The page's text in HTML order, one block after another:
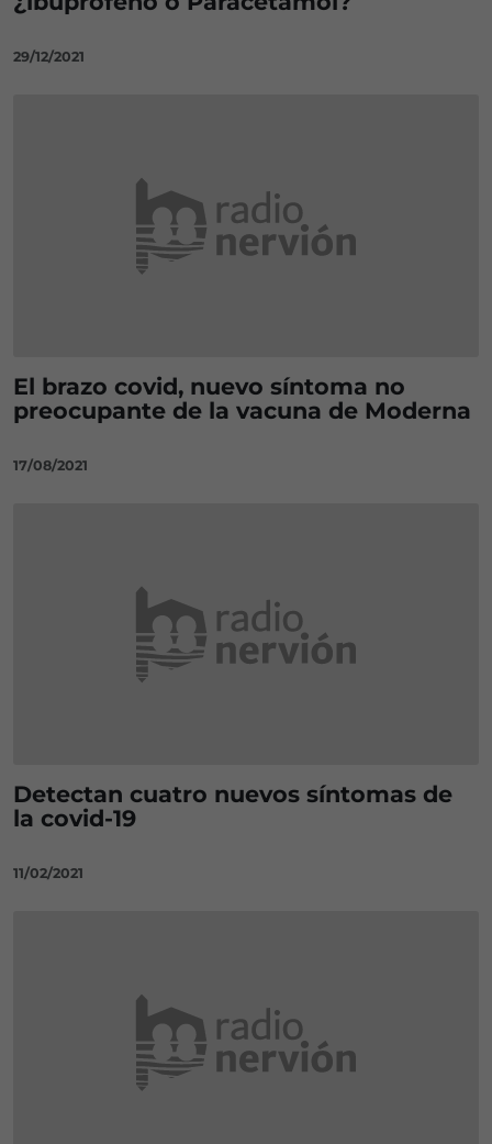
29/12/2021
El brazo covid, nuevo síntoma no
preocupante de la vacuna de Moderna
17/08/2021
Detectan cuatro nuevos síntomas de
la covid-19
11/02/2021